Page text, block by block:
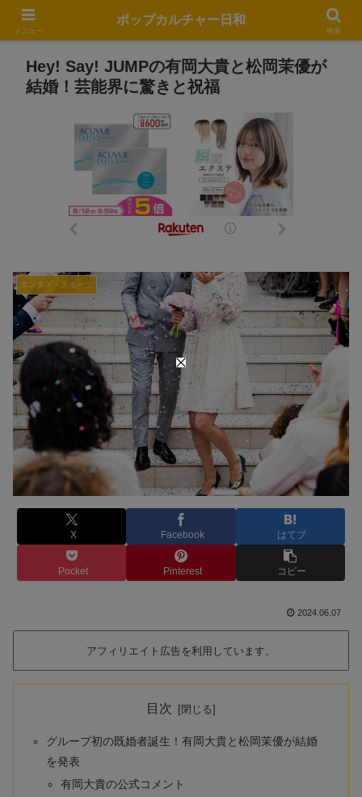
Hey! Say! JUMPの有岡大貴と松岡茉優が
結婚！芸能界に驚きと祝福
エンタメ・スポーツ
X Facebook はてブ
Pocket Pinterest コピー
2024.06.07
アフィリエイト広告を利用しています。
目次
グループ初の既婚者誕生！有岡大貴と松岡茉優が結婚
を発表
有岡大貴の公式コメント
メニュー
ポップカルチャー日和
検索